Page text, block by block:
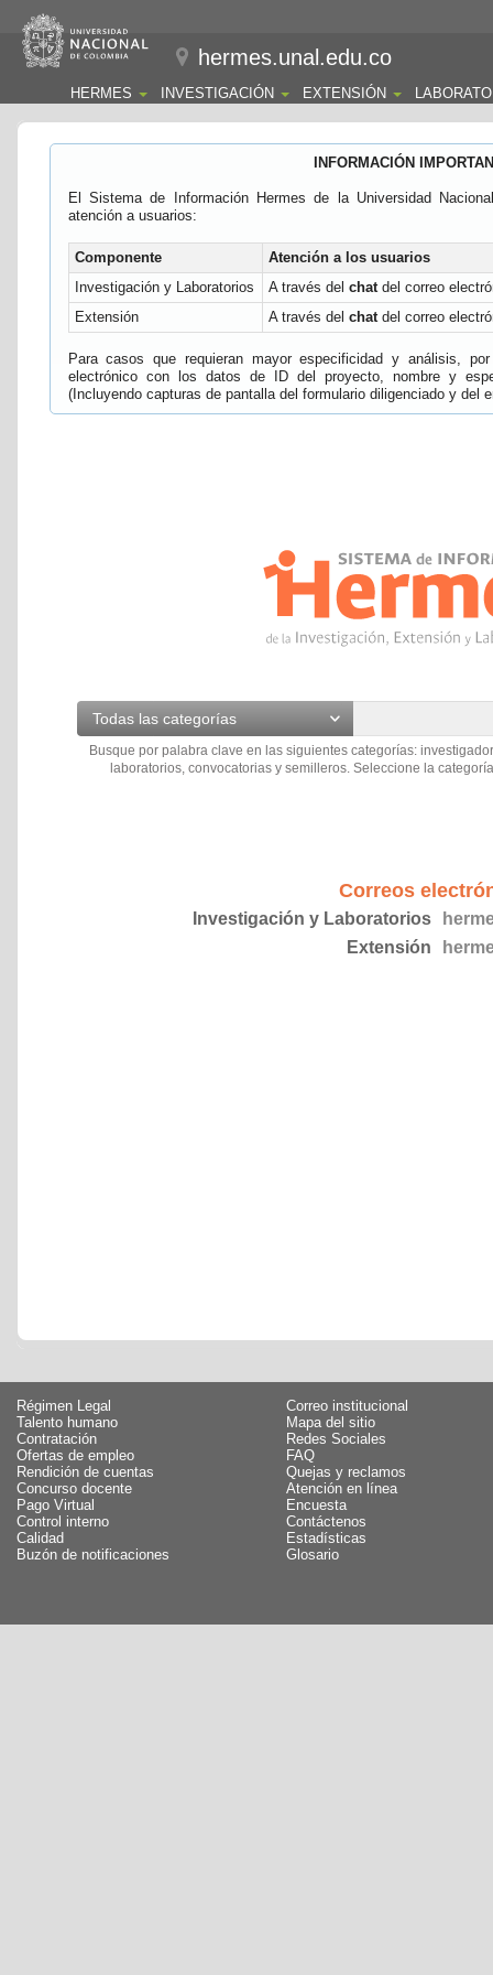
hermes.unal.edu.co
HERMES INVESTIGACIÓN EXTENSIÓN
INFORMACIÓN
El Sistema de Información Hermes de la Universidad
atención a usuarios:
Componente
Atención a los usuarios
Investigación y Laboratorios
A través del chatdel correo
Extensión
A través del chatdel correo
Para casos que requieran mayor especificidad y análisis,
electrónico con los datos de ID del proyecto, nombre y
(Incluyendo capturas de pantalla del formulario diligenciado y del
Todas las categorías
Busque por palabra clave en las siguientes categorías:
laboratorios, convocatorias y semilleros. Seleccione la
Correos
Investigación y Laboratorios
Extensión
Régimen Legal
Talento humano
Contratación
Ofertas de empleo
Rendición de cuentas
Concurso docente
Pago Virtual
Control interno
Calidad
Buzón de notificaciones
Correo institucional
Mapa del sitio
Redes Sociales
FAQ
Quejas y reclamos
Atención en línea
Encuesta
Contáctenos
Estadísticas
Glosario